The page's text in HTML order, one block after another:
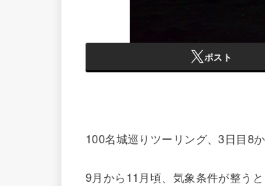
ポスト
100名城巡りツーリング、3日目8
9月から11月頃、気象条件が整う